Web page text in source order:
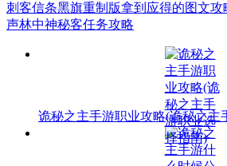
刺客信条黑旗重制版拿到应得的图文攻
声林中神秘客任务攻略
诡秘之主手游职业攻略(诡秘之主